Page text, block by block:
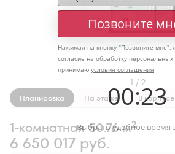
1 / 2
Планировка На этаже В корпусе
1-комнатная 50.76 м2
6 650 017 руб.
Позвоните
Нажимая на кнопку "Позвоните мне",
согласие на обработку
принимаю условия соглашения
00:23
Выбрать удобное время